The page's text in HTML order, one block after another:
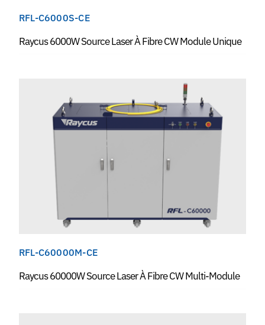
RFL-C6000S-CE
Raycus 6000W Source Laser À Fibre CW Module Unique
RFL-C60000M-CE
Raycus 60000W Source Laser À Fibre CW Multi-Module